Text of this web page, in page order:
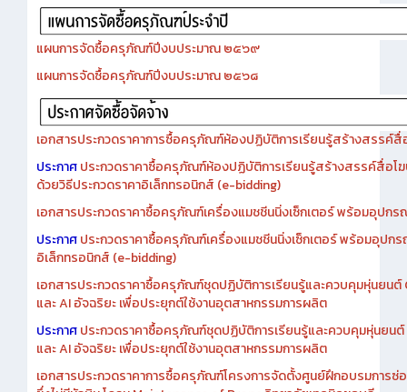
แผนการจัดซื้อครุภัณฑ์ปีงบประมาณ ๒๕๖๙
แผนการจัดซื้อครุภัณฑ์ปีงบประมาณ ๒๕๖๘
เอกสารประกวดราคาการซื้อครุภัณฑ์ห้องปฏิบัติการเรียนรู้สร้างสรรค์
ประกาศประกวดราคาซื้อครุภัณฑ์ห้องปฏิบัติการเรียนรู้สร้างสรรค์สื่อโ
ด้วยวิธีประกวดราคาอิเล็กทรอนิกส์ (e-bidding)
เอกสารประกวดราคาซื้อครุภัณฑ์เครื่องแมชชีนนิ่งเซ็กเตอร์ พร้อมอุปก
ประกาศประกวดราคาซื้อครุภัณฑ์เครื่องแมชชีนนิ่งเซ็กเตอร์ พร้อมอุปก
อิเล็กทรอนิกส์ (e-bidding)
เอกสารประกวดราคาซื้อครุภัณฑ์ชุดปฏิบัติการเรียนรู้และควบคุมหุ่นยน
และ AI อัจฉริยะ เพื่อประยุกต์ใช้งานอุตสาหกรรมการผลิต
ประกาศประกวดราคาซื้อครุภัณฑ์ชุดปฏิบัติการเรียนรู้และควบคุมหุ่นยน
และ AI อัจฉริยะ เพื่อประยุกต์ใช้งานอุตสาหกรรมการผลิต
เอกสารประกวดราคาการซื้อครุภัณฑ์โครงการจัดตั้งศูนย์ฝึกอบรมการซ่